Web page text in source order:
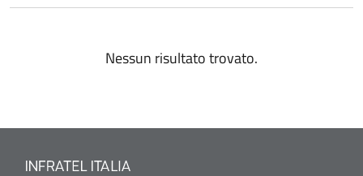
Nessun risultato trovato.